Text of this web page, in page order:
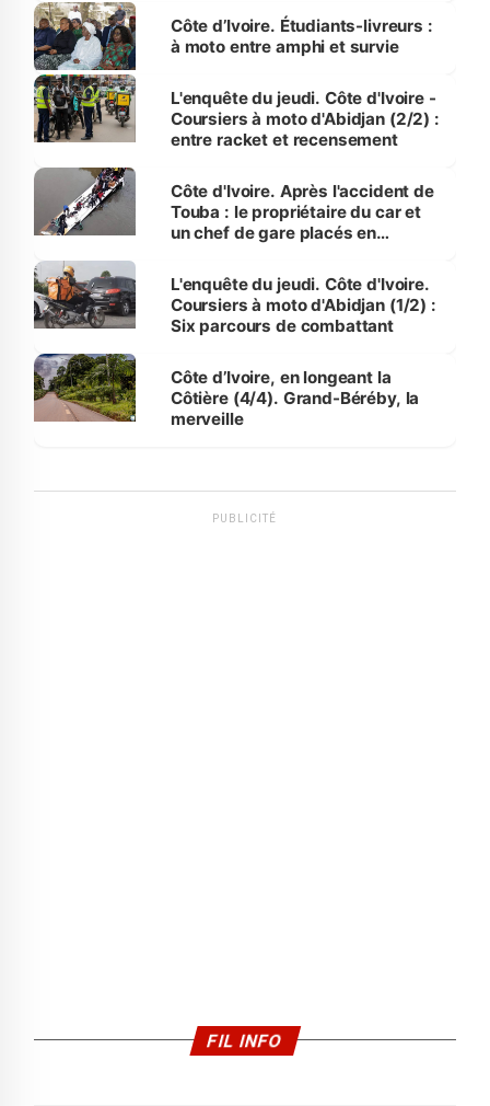
Côte d’Ivoire. Étudiants-livreurs :
à moto entre amphi et survie
L'enquête du jeudi. Côte d'Ivoire -
Coursiers à moto d'Abidjan (2/2) :
entre racket et recensement
Côte d'Ivoire. Après l'accident de
Touba : le propriétaire du car et
un chef de gare placés en
L'enquête du jeudi. Côte d'Ivoire.
Coursiers à moto d'Abidjan (1/2) :
Six parcours de combattant
Côte d’Ivoire, en longeant la
Côtière (4/4). Grand-Béréby, la
merveille
PUBLICITÉ
FIL INFO